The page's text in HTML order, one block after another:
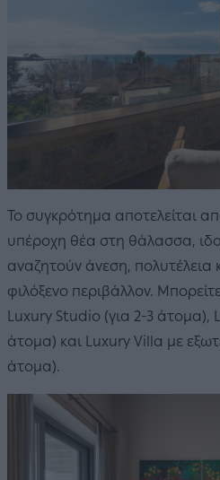
Το συγκρότημα αποτελείται
υπέροχη θέα στη θάλασσα,
αναζητούν άνεση,
φιλόξενο περιβάλλον.
Luxury Studio (για 2-3 άτομα),
άτομα) και Luxury Villa με
άτομα).